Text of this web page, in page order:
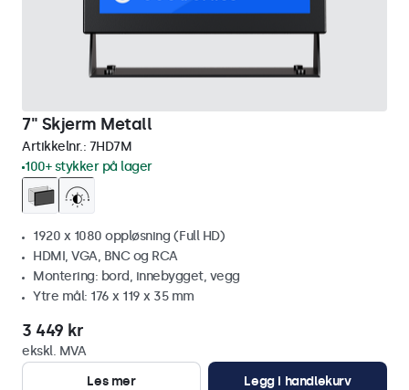
7" Skjerm Metall
Artikkelnr.: 7HD7M
100+ stykker på lager
1920 x 1080 oppløsning (Full HD)
HDMI, VGA, BNC og RCA
Montering: bord, innebygget, vegg
Ytre mål: 176 x 119 x 35 mm
3 449 kr
ekskl. MVA
Les mer
Legg i handlekurv